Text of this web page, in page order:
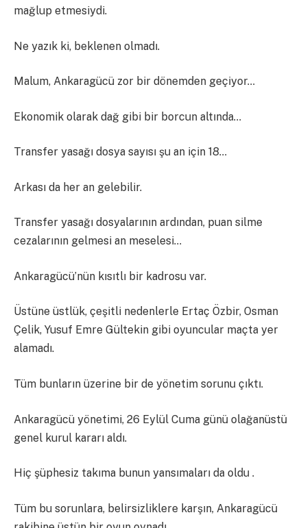
mağlup etmesiydi.
Ne yazık ki, beklenen olmadı.
Malum, Ankaragücü zor bir dönemden geçiyor…
Ekonomik olarak dağ gibi bir borcun altında…
Transfer yasağı dosya sayısı şu an için 18…
Arkası da her an gelebilir.
Transfer yasağı dosyalarının ardından, puan silme
cezalarının gelmesi an meselesi…
Ankaragücü’nün kısıtlı bir kadrosu var.
Üstüne üstlük, çeşitli nedenlerle Ertaç Özbir, Osman
Çelik, Yusuf Emre Gültekin gibi oyuncular maçta yer
alamadı.
Tüm bunların üzerine bir de yönetim sorunu çıktı.
Ankaragücü yönetimi, 26 Eylül Cuma günü olağanüstü
genel kurul kararı aldı.
Hiç şüphesiz takıma bunun yansımaları da oldu .
Tüm bu sorunlara, belirsizliklere karşın, Ankaragücü